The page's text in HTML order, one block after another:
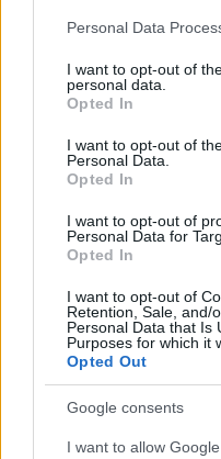
Please note that this
not limited to your visit or
grant or deny consent to
use your data for below
consent section.
Personal Data
I want to opt-out of
personal data.
Opted In
I want to opt-out of
Personal Data.
Opted In
I want to opt-out of
Personal Data for
Opted In
I want to opt-out of
Retention, Sale, and/
Personal Data that Is
Purposes for which it
Opted Out
Google consents
I want to allow
NŐVERŐ
VÁDAT AZ